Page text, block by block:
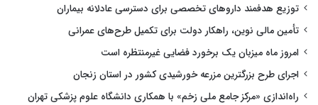
توزیع هدفمند داروهای تخصصی برای دسترسی عادلانه بیماران
تأمین مالی نوین، راهکار دولت برای تکمیل طرح‌های عمرانی
امروز ماه میزبان یک برخورد فضایی غیرمنتظره است
اجرای طرح بزرگترین مزرعه خورشیدی کشور در استان زنجان
راه‌اندازی «مرکز جامع ملی زخم» با همکاری دانشگاه علوم پزشکی تهران